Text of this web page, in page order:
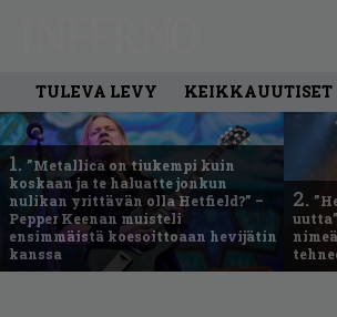
TULEVA LEVY KEIKKAUUTISET
1. ”Metallica on tiukempi kuin
koskaan ja te haluatte jonkun
nulikan yrittävän olla Hetfield?” –
Pepper Keenan muisteli
ensimmäistä koesoittoaan hevijätin
kanssa
2.